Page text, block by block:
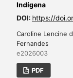
Indígena
DOI: https://
Caroline Lencine
Fernandes
e2026003
PDF